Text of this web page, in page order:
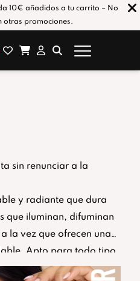
10€ añadidos a tu carrito – No
otras promociones.
sin renunciar a la
y radiante que dura
que iluminan, difuminan
la vez que ofrecen una
Apto para todo tipo